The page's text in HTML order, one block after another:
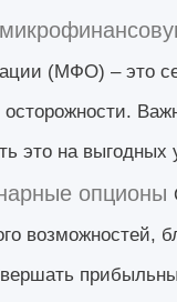
(МФО) – это
это на
опционы
возможностей,